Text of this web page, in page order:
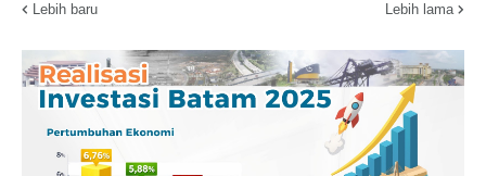
Lebih baru Lebih lama